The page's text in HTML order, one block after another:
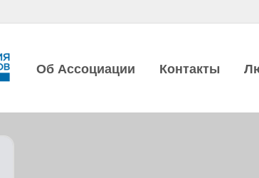
Об Ассоциации Контакты